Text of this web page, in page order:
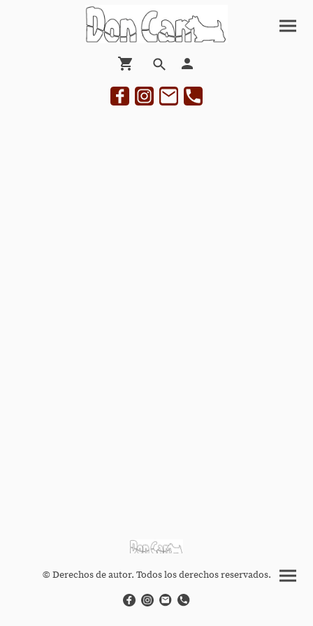
© Derechos de autor. Todos los derechos reservados.